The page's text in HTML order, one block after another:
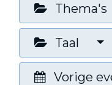
Thema's
Taal
Vorige